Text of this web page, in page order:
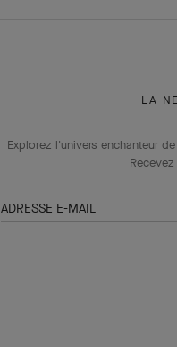
LA
Explorez l'univers enchanteur
ADRESSE E-MAIL